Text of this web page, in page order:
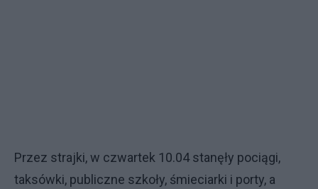
Przez strajki, w czwartek 10.04 stanęły pociągi,
taksówki, publiczne szkoły, śmieciarki i porty, a